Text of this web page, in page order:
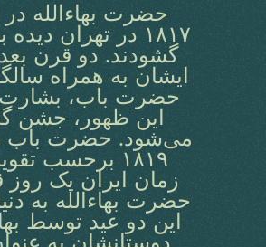
حضرت بهاءالله
١٨١٧ در تهران
گشودند. دو قرن
ایشان به همراه
حضرت باب،
این ظهور، جشن
می‌شود. حضرت باب
١٨١٩ برحسب
زمان ایران یک روز
حضرت بهاءالله به
این دو عید توسط